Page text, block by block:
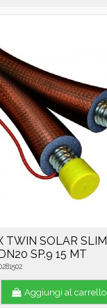
TWIN SOLAR SLIM
SP.9 15 MT
Aggiungi al carrello